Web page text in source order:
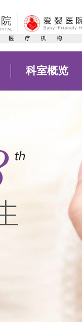
科室概览